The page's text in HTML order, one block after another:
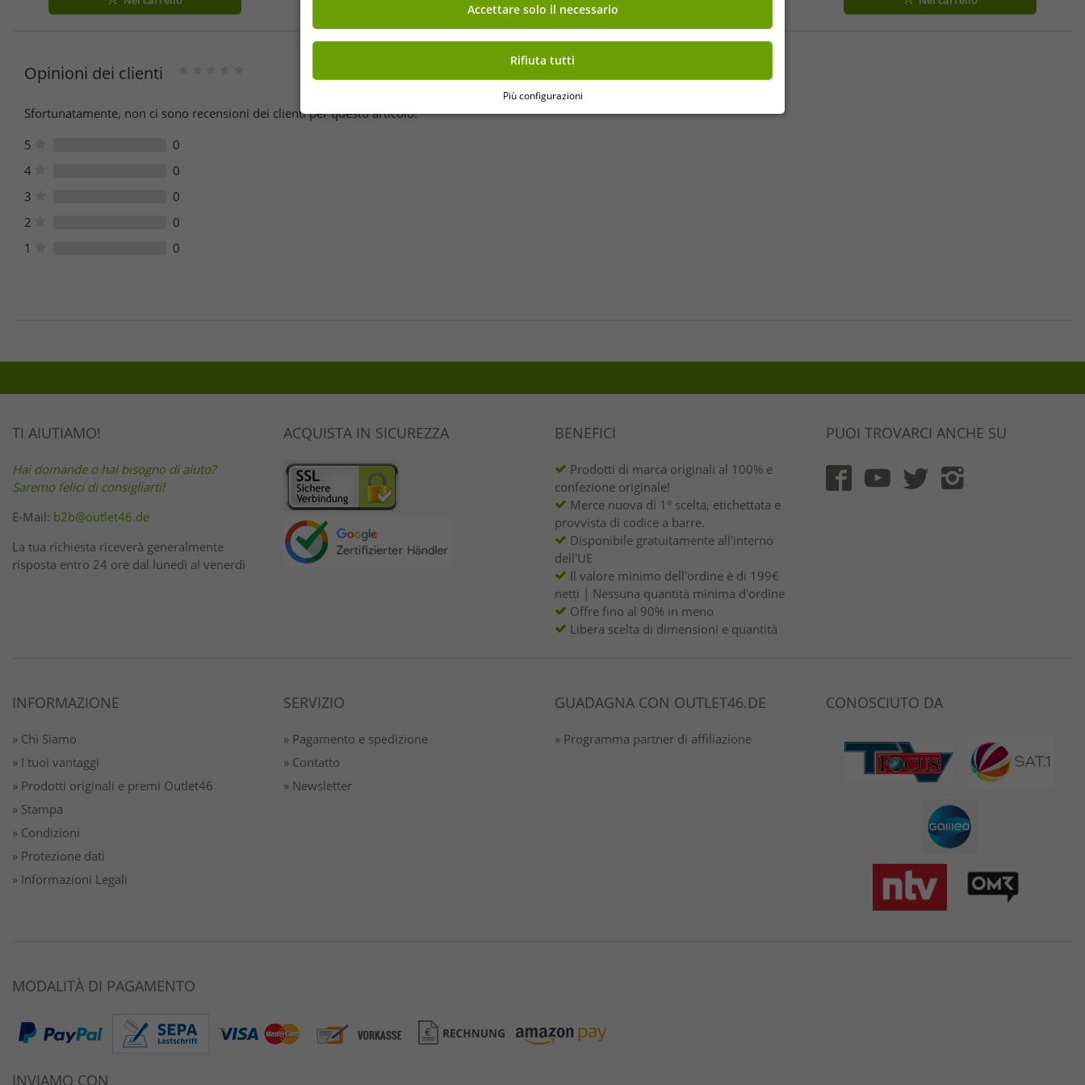
nei colori blu royal, nero/blu/petrolio.
Opinioni dei clienti
Sfortunatamente, non ci sono recensioni dei clienti per questo articolo.
5
0
4
0
3
0
2
0
1
0
TI AIUTIAMO!
Hai domande o hai bisogno di aiuto?
Saremo felici di consigliarti!
E-Mail: b2b@outlet46.de
La tua richiesta riceverà generalmente
risposta entro 24 ore dal lunedì al venerdì
ACQUISTA IN SICUREZZA BENEFICI
Prodotti di marca originali al 100% e
confezione originale!
Merce nuova di 1° scelta, etichettata e
provvista di codice a barre.
Disponibile gratuitamente all'interno
dell'UE
Il valore minimo dell'ordine è di 199€
netti | Nessuna quantità minima d'ordine
Offre fino al 90% in meno
Libera scelta di dimensioni e quantità
PUOI TROVARCI ANCHE SU
INFORMAZIONE
» Chi Siamo
» I tuoi vantaggi
» Prodotti originali e premi Outlet46
» Stampa
» Condizioni
» Protezione dati
» Informazioni Legali
SERVIZIO
» Pagamento e spedizione
» Contatto
» Newsletter
GUADAGNA CON OUTLET46.DE
» Programma partner di affiliazione
CONOSCIUTO DA
MODALITÀ DI PAGAMENTO
INVIAMO CON
Accettare solo il necessario
Rifiuta tutti
Più configurazioni